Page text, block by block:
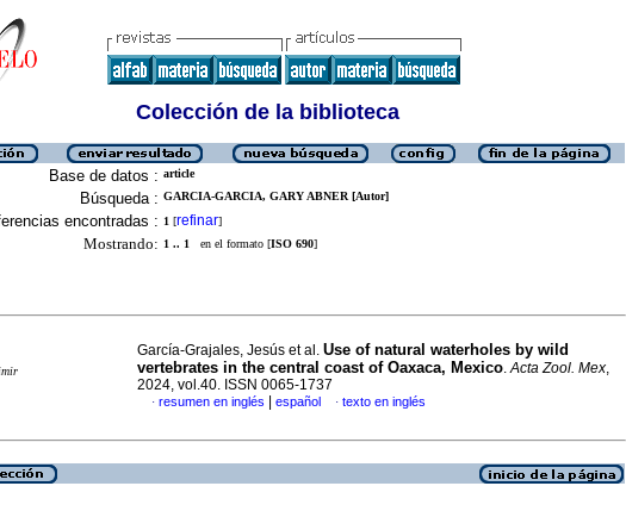
Colección de la biblioteca
Base de datos : article
Búsqueda : GARCIA-GARCIA, GARY ABNER [Autor]
encontradas : 1 [refinar]
Mostrando: 1 .. 1 en el formato [ISO 690]
García-Grajales, Jesús et al. Use of natural waterholes by wild
vertebrates in the central coast of Oaxaca, Mexico.Acta Zool. Mex,
2024, vol.40. ISSN 0065-1737
· resumen en inglés español · texto en inglés